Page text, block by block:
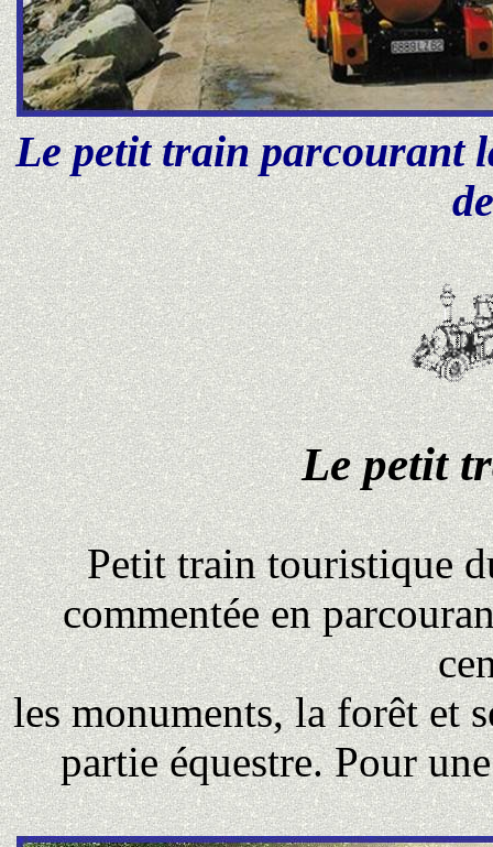
Le petit train parcourant
Le petit
Petit train touristique
commentée en
les monuments, la forêt et
partie équestre. Pour